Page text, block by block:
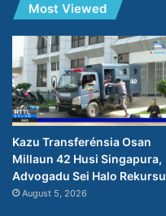
Most Viewed
Kazu Transferénsia Osan
Millaun 42 Husi Singapura,
Advogadu Sei Halo Rekursu
August 5, 2026